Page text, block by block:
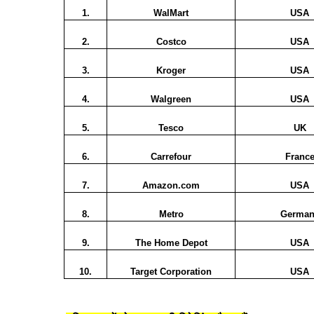
1. WalMart USA
2. Costco USA
3. Kroger USA
4. Walgreen USA
5. Tesco UK
6. Carrefour France
7. Amazon.com USA
8. Metro
9. The Home Depot USA
10. Target Corporation USA